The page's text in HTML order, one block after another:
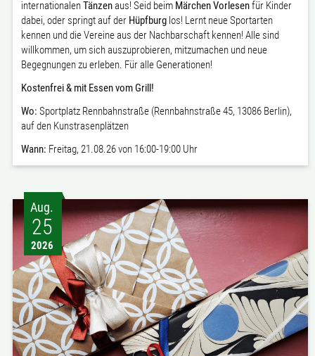
internationalenTänzenaus! Seid beim Märchen Vorlesenfür Kinder
dabei, oder springt auf der Hüpfburg los! Lernt neue Sportarten
kennen und die Vereine aus der Nachbarschaft kennen! Alle sind
willkommen, um sich auszuprobieren, mitzumachen und neue
Begegnungen zu erleben. Für alle Generationen!
Kostenfrei & mit Essen vom Grill!
Wo: Sportplatz Rennbahnstraße (Rennbahnstraße 45, 13086 Berlin),
auf den Kunstrasenplätzen
Wann: Freitag, 21.08.26 von 16:00-19:00 Uhr
Aug.
25
2026